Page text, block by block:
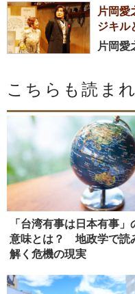
片岡愛
ジキル
片岡愛
こちらも読ま
「台湾有事は日本有事」
意味とは？ 地政学で読
解く危機の現実